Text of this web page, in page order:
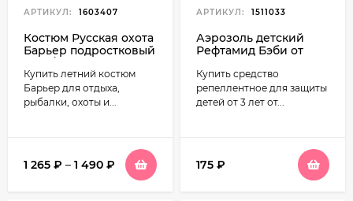
АРТИКУЛ: 1603407
Костюм Русская охота
Барьер подростковый
Купить летний костюм
Барьер для отдыха,
рыбалки, охоты и...
1 265 ₽ – 1 490 ₽
АРТИКУЛ: 1511033
Аэрозоль детский
Рефтамид Бэби от
Купить средство
репеллентное для защиты
детей от 3 лет от...
175 ₽